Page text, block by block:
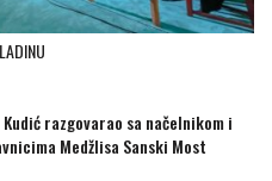
razgovarao sa načelnikom i
Medžlisa Sanski Most